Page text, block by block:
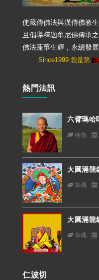
使藏傳佛法與漢傳佛教
且倡導釋迦牟尼佛傳承
佛法蓬蓽生輝，永續發展
Since1999 您是第
熱門法訊
六臂瑪哈
格魯
大圓滿龍
寧瑪
大圓滿龍
寧瑪
仁波切